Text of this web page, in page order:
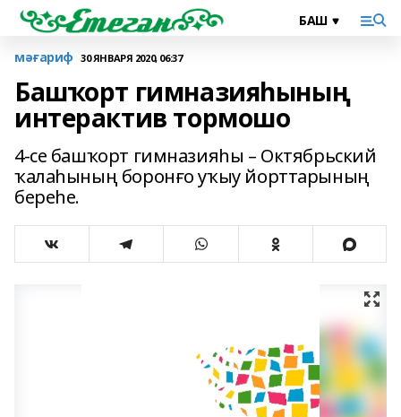
мәғариф 30 ЯНВАРЯ 2020, 06:37
Башҡорт гимназияһының
интерактив тормошо
4-се башҡорт гимназияһы – Октябрьский
ҡалаһының боронғо уҡыу йорттарының
береһе.